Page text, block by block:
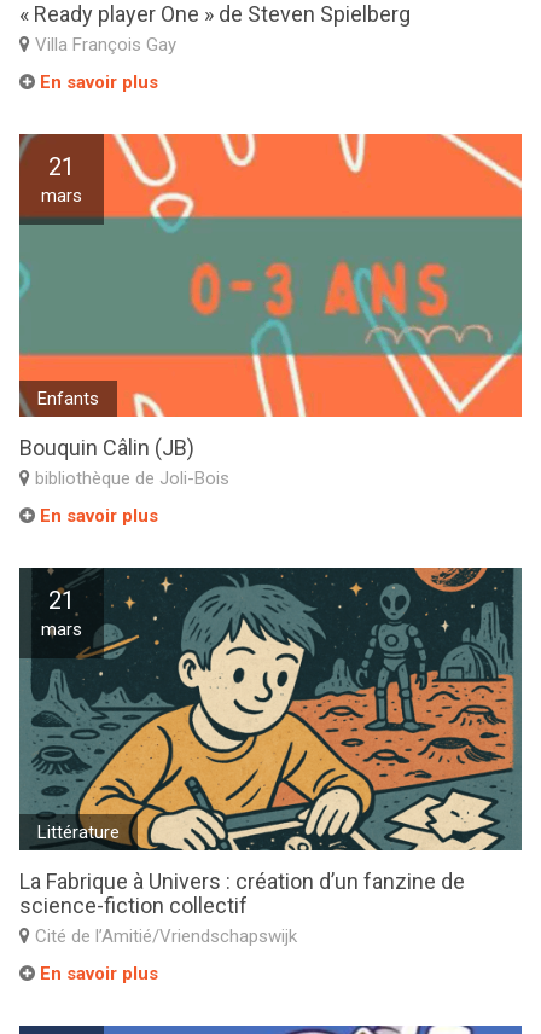
« Ready player One » de Steven Spielberg
Villa François Gay
En savoir plus
21
mars
Enfants
Bouquin Câlin (JB)
bibliothèque de Joli-Bois
En savoir plus
21
mars
Littérature
La Fabrique à Univers : création d’un fanzine de
science-fiction collectif
Cité de l’Amitié/Vriendschapswijk
En savoir plus